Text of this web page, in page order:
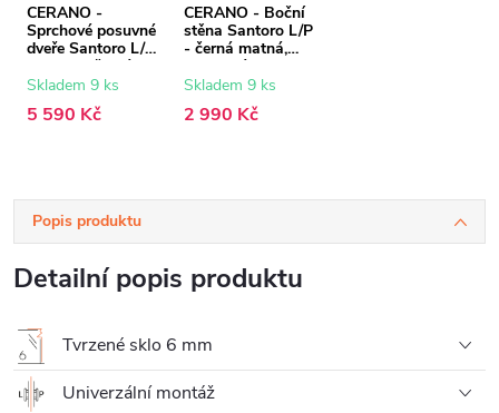
CERANO -
Sprchové posuvné
dveře Santoro L/P
- 6 mm - černá
matná, grafitové
sklo - 120x195
cm
Skladem 9 ks
5 590 Kč
CERANO - Boční
stěna Santoro L/P
- černá matná,
grafitové sklo -
80x195 cm
Skladem 9 ks
2 990 Kč
Popis produktu
Detailní popis produktu
Tvrzené sklo 6 mm
Univerzální montáž